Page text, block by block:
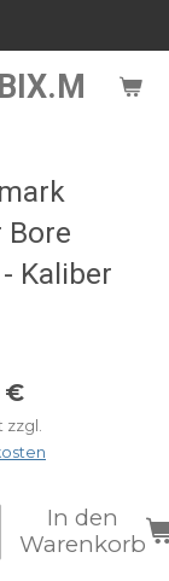
Bore
Kaliber
€
zzgl.
In den
Warenkorb